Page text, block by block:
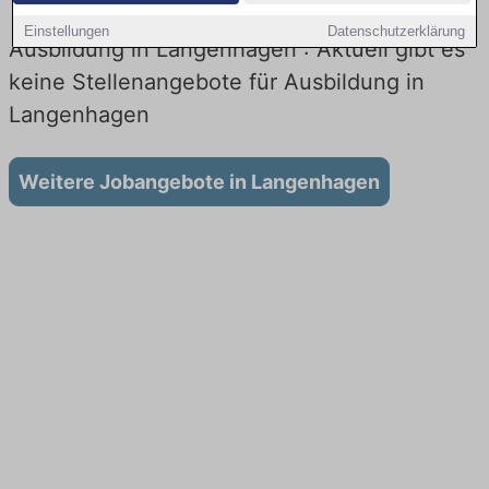
Einstellungen Datenschutzerklärung
Ausbildung in Langenhagen : Aktuell gibt es
keine Stellenangebote für Ausbildung in
Langenhagen
Weitere Jobangebote in Langenhagen